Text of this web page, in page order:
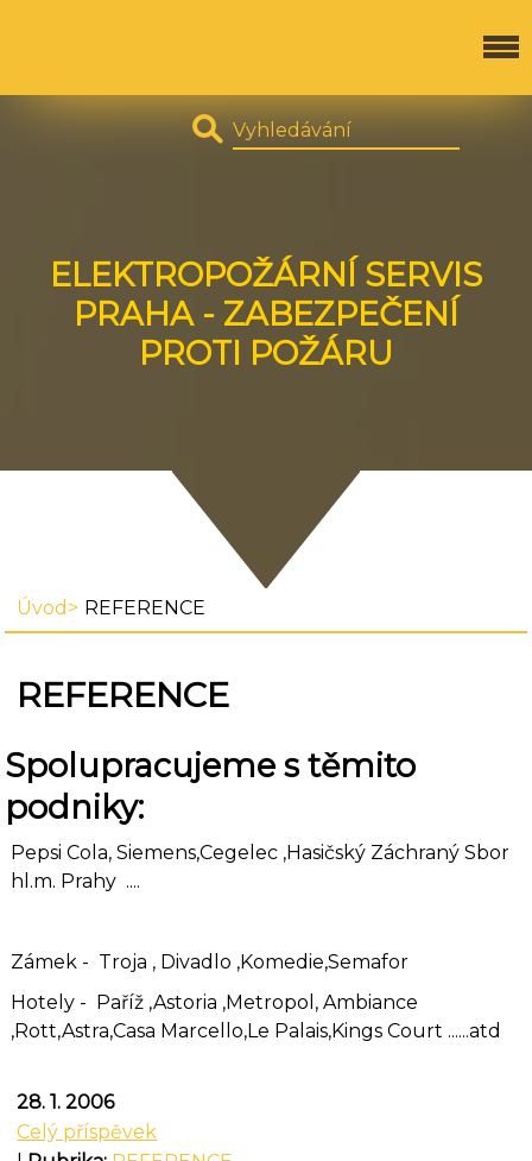
ELEKTROPOŽÁRNÍ SERVIS
PRAHA - ZABEZPEČENÍ
PROTI POŽÁRU
Úvod REFERENCE
REFERENCE
Spolupracujeme s těmito
podniky:
Pepsi Cola, Siemens,Cegelec ,Hasičský Záchraný Sbor
hl.m. Prahy ....
Zámek - Troja , Divadlo ,Komedie,Semafor
Hotely - Paříž ,Astoria ,Metropol, Ambiance
,Rott,Astra,Casa Marcello,Le Palais,Kings Court ......atd
28. 1. 2006
Celý příspěvek